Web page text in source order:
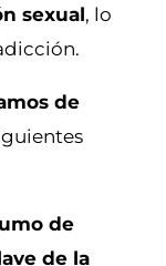
sexual, lo
de
de
de la